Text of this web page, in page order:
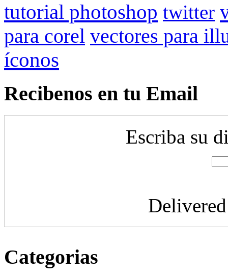
tutorial photoshop twitter
para corel vectores para
íconos
Recibenos en tu Email
Escriba su
Categorias